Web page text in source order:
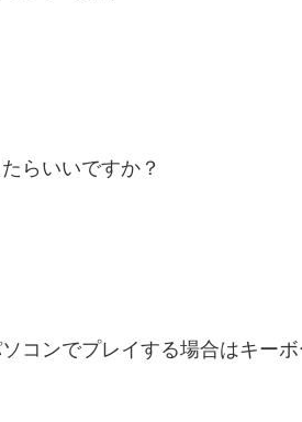
らいいですか？
コンでプレイする場合はキー